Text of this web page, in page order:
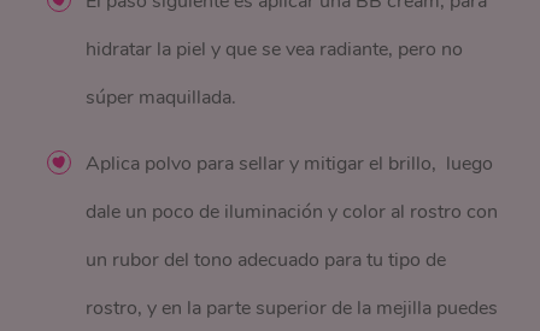
hidratar la piel y que se vea radiante, pero no
súper maquillada.
Aplica polvo para sellar y mitigar el brillo, luego
dale un poco de iluminación y color al rostro con
un rubor del tono adecuado para tu tipo de
rostro, y en la parte superior de la mejilla puedes